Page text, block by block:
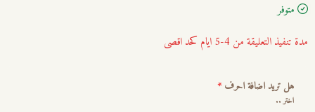
متوفر
مدة تنفيذ التعليقة من 4-5 ايام كحد اقصى
هل تريد اضافة احرف*
اختر ..